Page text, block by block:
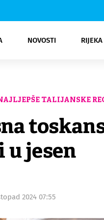
NOVOSTI
Rijeka Opatija
NK
Moda
Kultura
TALIJANSKE
u jesen
2024 07:55